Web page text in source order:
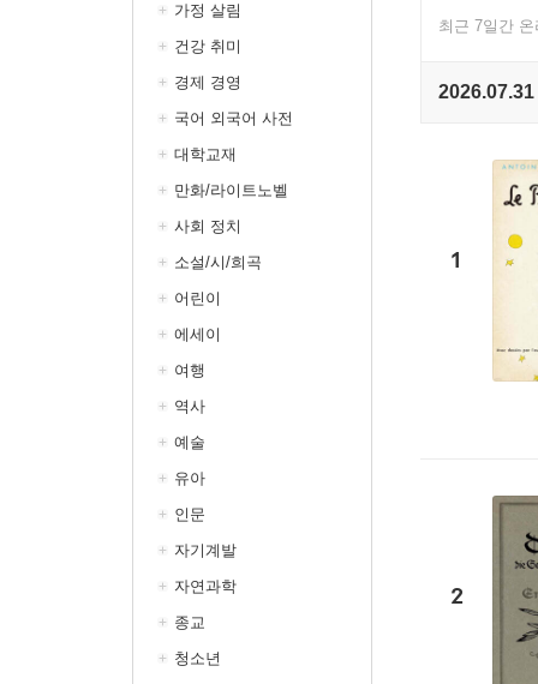
가정 살림
건강 취미
경제 경영
국어 외국어 사전
대학교재
만화/라이트노벨
사회 정치
소설/시/희곡
어린이
에세이
여행
역사
예술
유아
인문
자기계발
자연과학
종교
청소년
최근 7일간
1
2